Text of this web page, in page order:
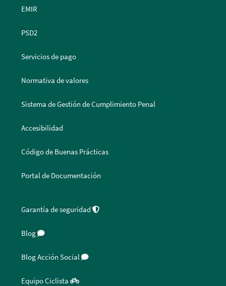
EMIR
PSD2
Servicios de pago
Normativa de valores
Sistema de Gestión de Cumplimiento Penal
Accesibilidad
Código de Buenas Prácticas
Portal de Documentación
Garantía de seguridad
Blog
Blog Acción Social
Equipo Ciclista